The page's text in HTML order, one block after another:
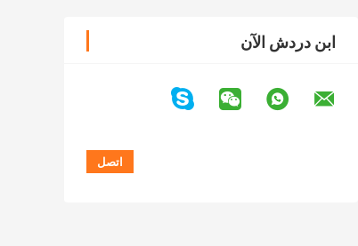
ابن دردش الآن